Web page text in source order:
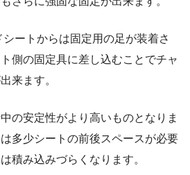
シートからは固定用の足が装着さ
側の固定具に差し込むことでチャ
来ます。
の安定性がより高いものとなりま
多少シートの前後スペースが必要
積み込みづらくなります。